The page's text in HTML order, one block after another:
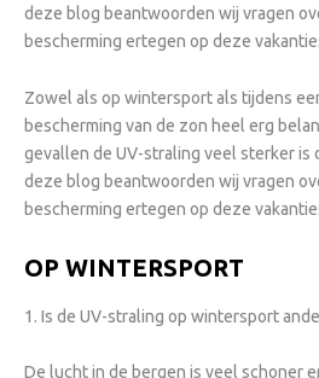
deze blog beantwoorden wij vragen
bescherming ertegen op deze
Zowel als op wintersport als tijdens
bescherming van de zon heel erg
gevallen de UV-straling veel sterker is
deze blog beantwoorden wij vragen
bescherming ertegen op deze
OP WINTERSPORT
1. Is de UV-straling op wintersport
De lucht in de bergen is veel schoner